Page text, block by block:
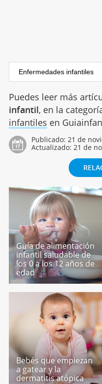
Puedes leer más
infantil, en la
infantiles en
Publicado: 21 de
Actualizado: 21 de
Guía de alimentación
infantil saludable de
los 0 a los 12 años de
edad
Bebés que empiezan
a gatear y la
dermatitis atópica